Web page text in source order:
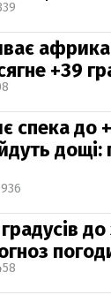
+39
спека до
дощі:
до